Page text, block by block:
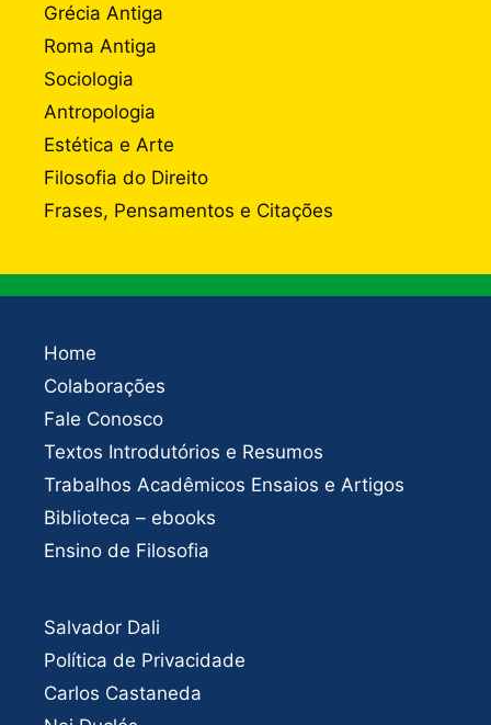
Grécia Antiga
Roma Antiga
Sociologia
Antropologia
Estética e Arte
Filosofia do Direito
Frases, Pensamentos e Citações
Home
Colaborações
Fale Conosco
Textos Introdutórios e Resumos
Trabalhos Acadêmicos Ensaios e Artigos
Biblioteca – ebooks
Ensino de Filosofia
Salvador Dali
Política de Privacidade
Carlos Castaneda